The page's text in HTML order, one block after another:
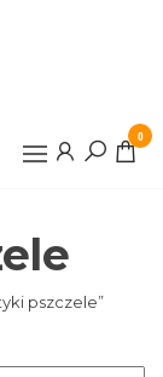
0
pszczele”